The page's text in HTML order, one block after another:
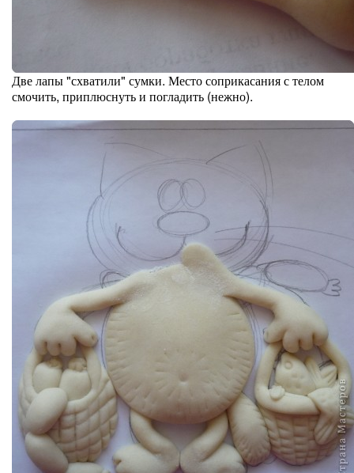
Две лапы "схватили" сумки. Место соприкасания с телом
смочить, приплюснуть и погладить (нежно).